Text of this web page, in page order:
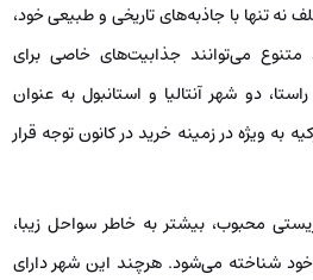
تنها با جاذبه‌های تاریخی و طبیعی خود،
متنوع می‌توانند جذابیت‌های خاصی برای
دو شهر آنتالیا و استانبول به عنوان
به ویژه در زمینه خرید در کانون توجه قرار
محبوب، بیشتر به خاطر سواحل زیبا،
شناخته می‌شود. هرچند این شهر دارای